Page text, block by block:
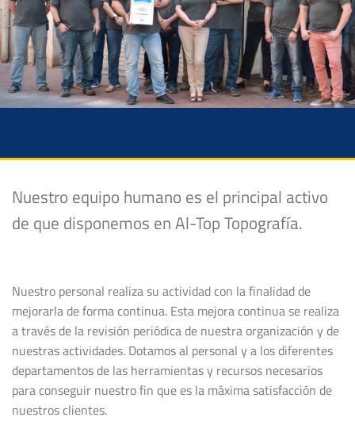
Nuestro equipo humano es el principal activo
de que disponemos en Al-Top Topografía.
Nuestro personal realiza su actividad con la finalidad de
mejorarla de forma continua. Esta mejora continua se realiza
a través de la revisión periódica de nuestra organización y de
nuestras actividades. Dotamos al personal y a los diferentes
departamentos de las herramientas y recursos necesarios
para conseguir nuestro fin que es la máxima satisfacción de
nuestros clientes.